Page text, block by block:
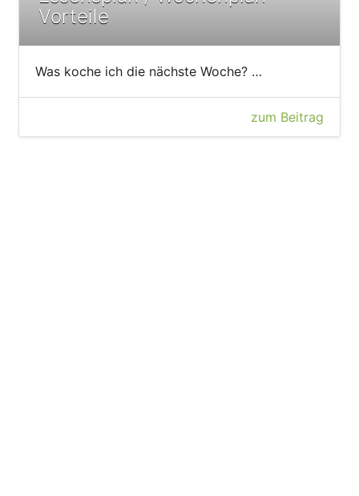
Vorteile
Was koche ich die nächste Woche? …
zum Beitrag